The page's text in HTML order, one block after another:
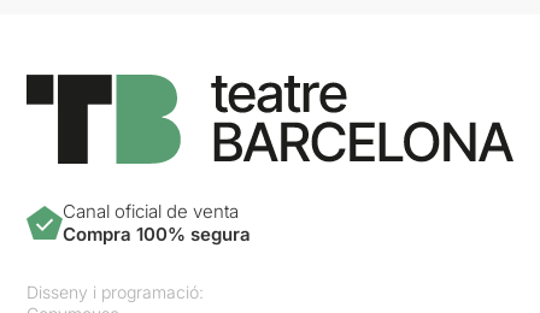
Canal oficial de venta
Compra 100% segura
Disseny i programació: